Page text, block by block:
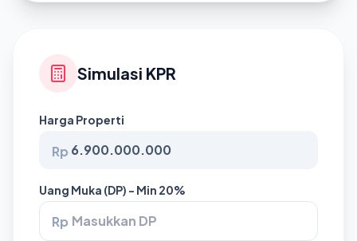
Simulasi KPR
Harga Properti
Rp
Uang Muka (DP) - Min 20%
Rp